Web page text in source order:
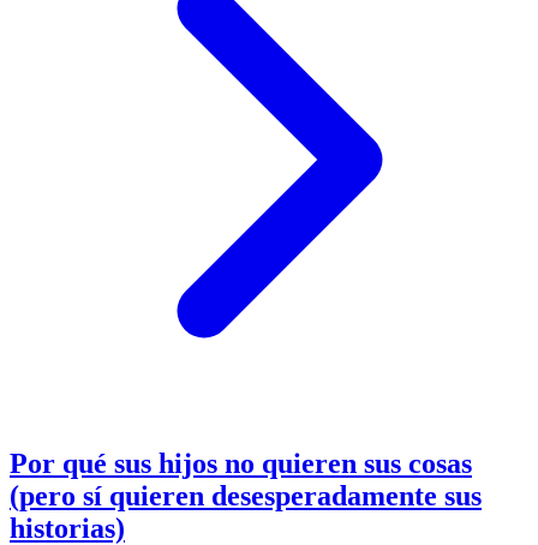
Por qué sus hijos no quieren sus cosas
(pero sí quieren desesperadamente sus
historias)